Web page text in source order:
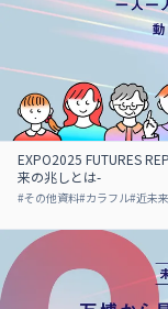
EXPO2025 FUTURES
来の兆しとは-
#その他資料#カラフル#近未来